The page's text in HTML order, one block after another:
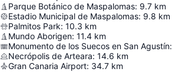
Parque Botánico de Maspalomas: 9.7 km
Estadio Municipal de Maspalomas: 9.8 km
Palmitos Park: 10.3 km
Mundo Aborigen: 11.4 km
Monumento de los Suecos en San Agustín:
Necrópolis de Arteara: 14.6 km
Gran Canaria Airport: 34.7 km